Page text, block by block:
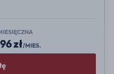
zł/MIES.